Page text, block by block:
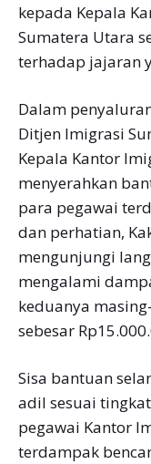
kepada Kepala
Sumatera Utara
terhadap jajaran
Dalam
Ditjen Imigrasi
Kepala Kantor
menyerahkan
para pegawai
dan perhatian,
mengunjungi
mengalami
keduanya
sebesar
Sisa bantuan
adil sesuai
pegawai Kantor
terdampak